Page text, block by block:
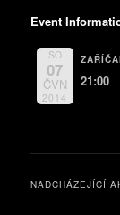
Event
SO
07
ČVN
2014
21:00
NADCHÁZEJÍCÍ